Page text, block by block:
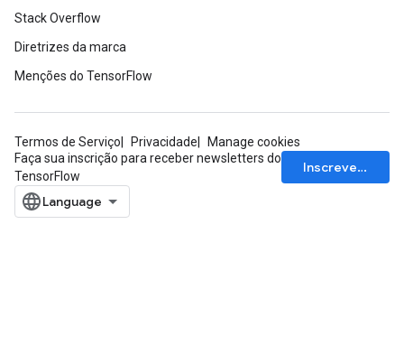
Stack Overflow
Diretrizes da marca
Menções do TensorFlow
Termos de Serviço Privacidade
Manage cookies
Faça sua inscrição para receber newsletters do
TensorFlow
Inscrever-se